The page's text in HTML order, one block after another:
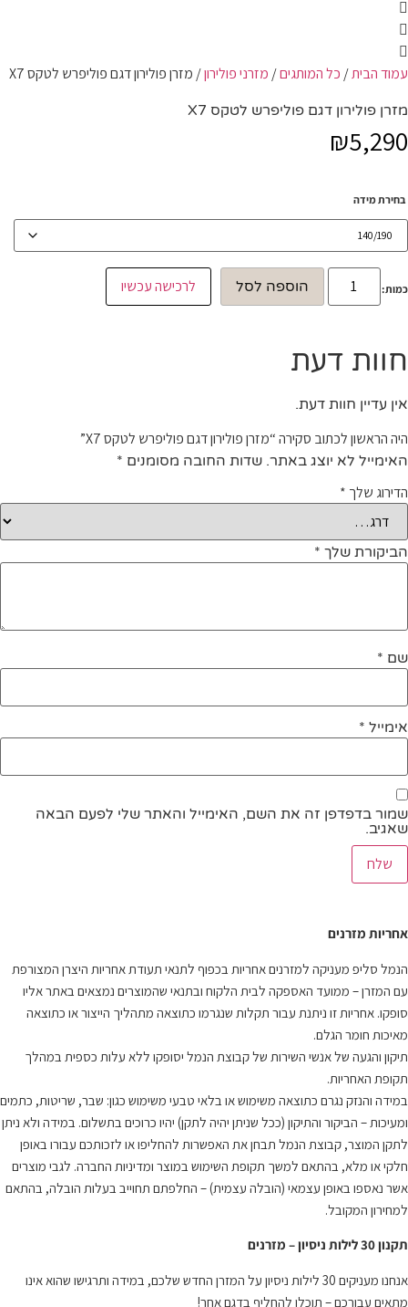
עמוד הבית/ כל המותגים/ מזרני פולירון/ מזרן פולירון דגם פוליפרש לטקס X7
מזרן פולירון דגם פוליפרש לטקס X7
₪5,290
בחירת מידה
כמות:
כמות
מזרן
לטקס
X7
הוספה לסל לרכישה עכשיו
אחריות מזרנים
הנמל סליפ מעניקה למזרנים אחריות בכפוף לתנאי תעודת אחריות היצרן המצורפת
עם המזרן – ממועד האספקה לבית הלקוח ובתנאי שהמוצרים נמצאים באתר אליו
סופקו. אחריות זו ניתנת עבור תקלות שנגרמו כתוצאה מתהליך הייצור או כתוצאה
מאיכות חומר הגלם.
תיקון והגעה של אנשי השירות של קבוצת הנמל יסופקו ללא עלות כספית במהלך
תקופת האחריות.
במידה והנזק נגרם כתוצאה משימוש או בלאי טבעי משימוש כגון: שבר, שריטות, כתמים
ומעיכות – הביקור והתיקון (ככל שניתן יהיה לתקן) יהיו כרוכים בתשלום. במידה ולא ניתן
לתקן המוצר, קבוצת הנמל תבחן את האפשרות להחליפו או לזכותכם עבורו באופן
חלקי או מלא, בהתאם למשך תקופת השימוש במוצר ומדיניות החברה. לגבי מוצרים
אשר נאספו באופן עצמאי (הובלה עצמית) – החלפתם תחוייב בעלות הובלה, בהתאם
למחירון המקובל.
תקנון 30 לילות ניסיון – מזרנים
אנחנו מעניקים 30 לילות ניסיון על המזרן החדש שלכם, במידה ותרגישו שהוא אינו
מתאים עבורכם – תוכלו להחליף בדגם אחר!
חוות דעת
אין עדיין חוות דעת.
היה הראשון לכתוב סקירה “מזרן פולירון דגם פוליפרש לטקס X7”
האימייל לא יוצג באתר. שדות החובה מסומנים *
הדירוג שלך *
הביקורת שלך *
שם *
אימייל *
שמור בדפדפן זה את השם, האימייל והאתר שלי לפעם הבאה
שאגיב.